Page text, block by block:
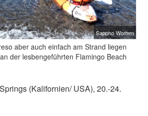
Sappho Women
aber auch einfach am Strand liegen
der lesbengeführten Flamingo Beach
(Kalifornien/ USA), 20.-24.